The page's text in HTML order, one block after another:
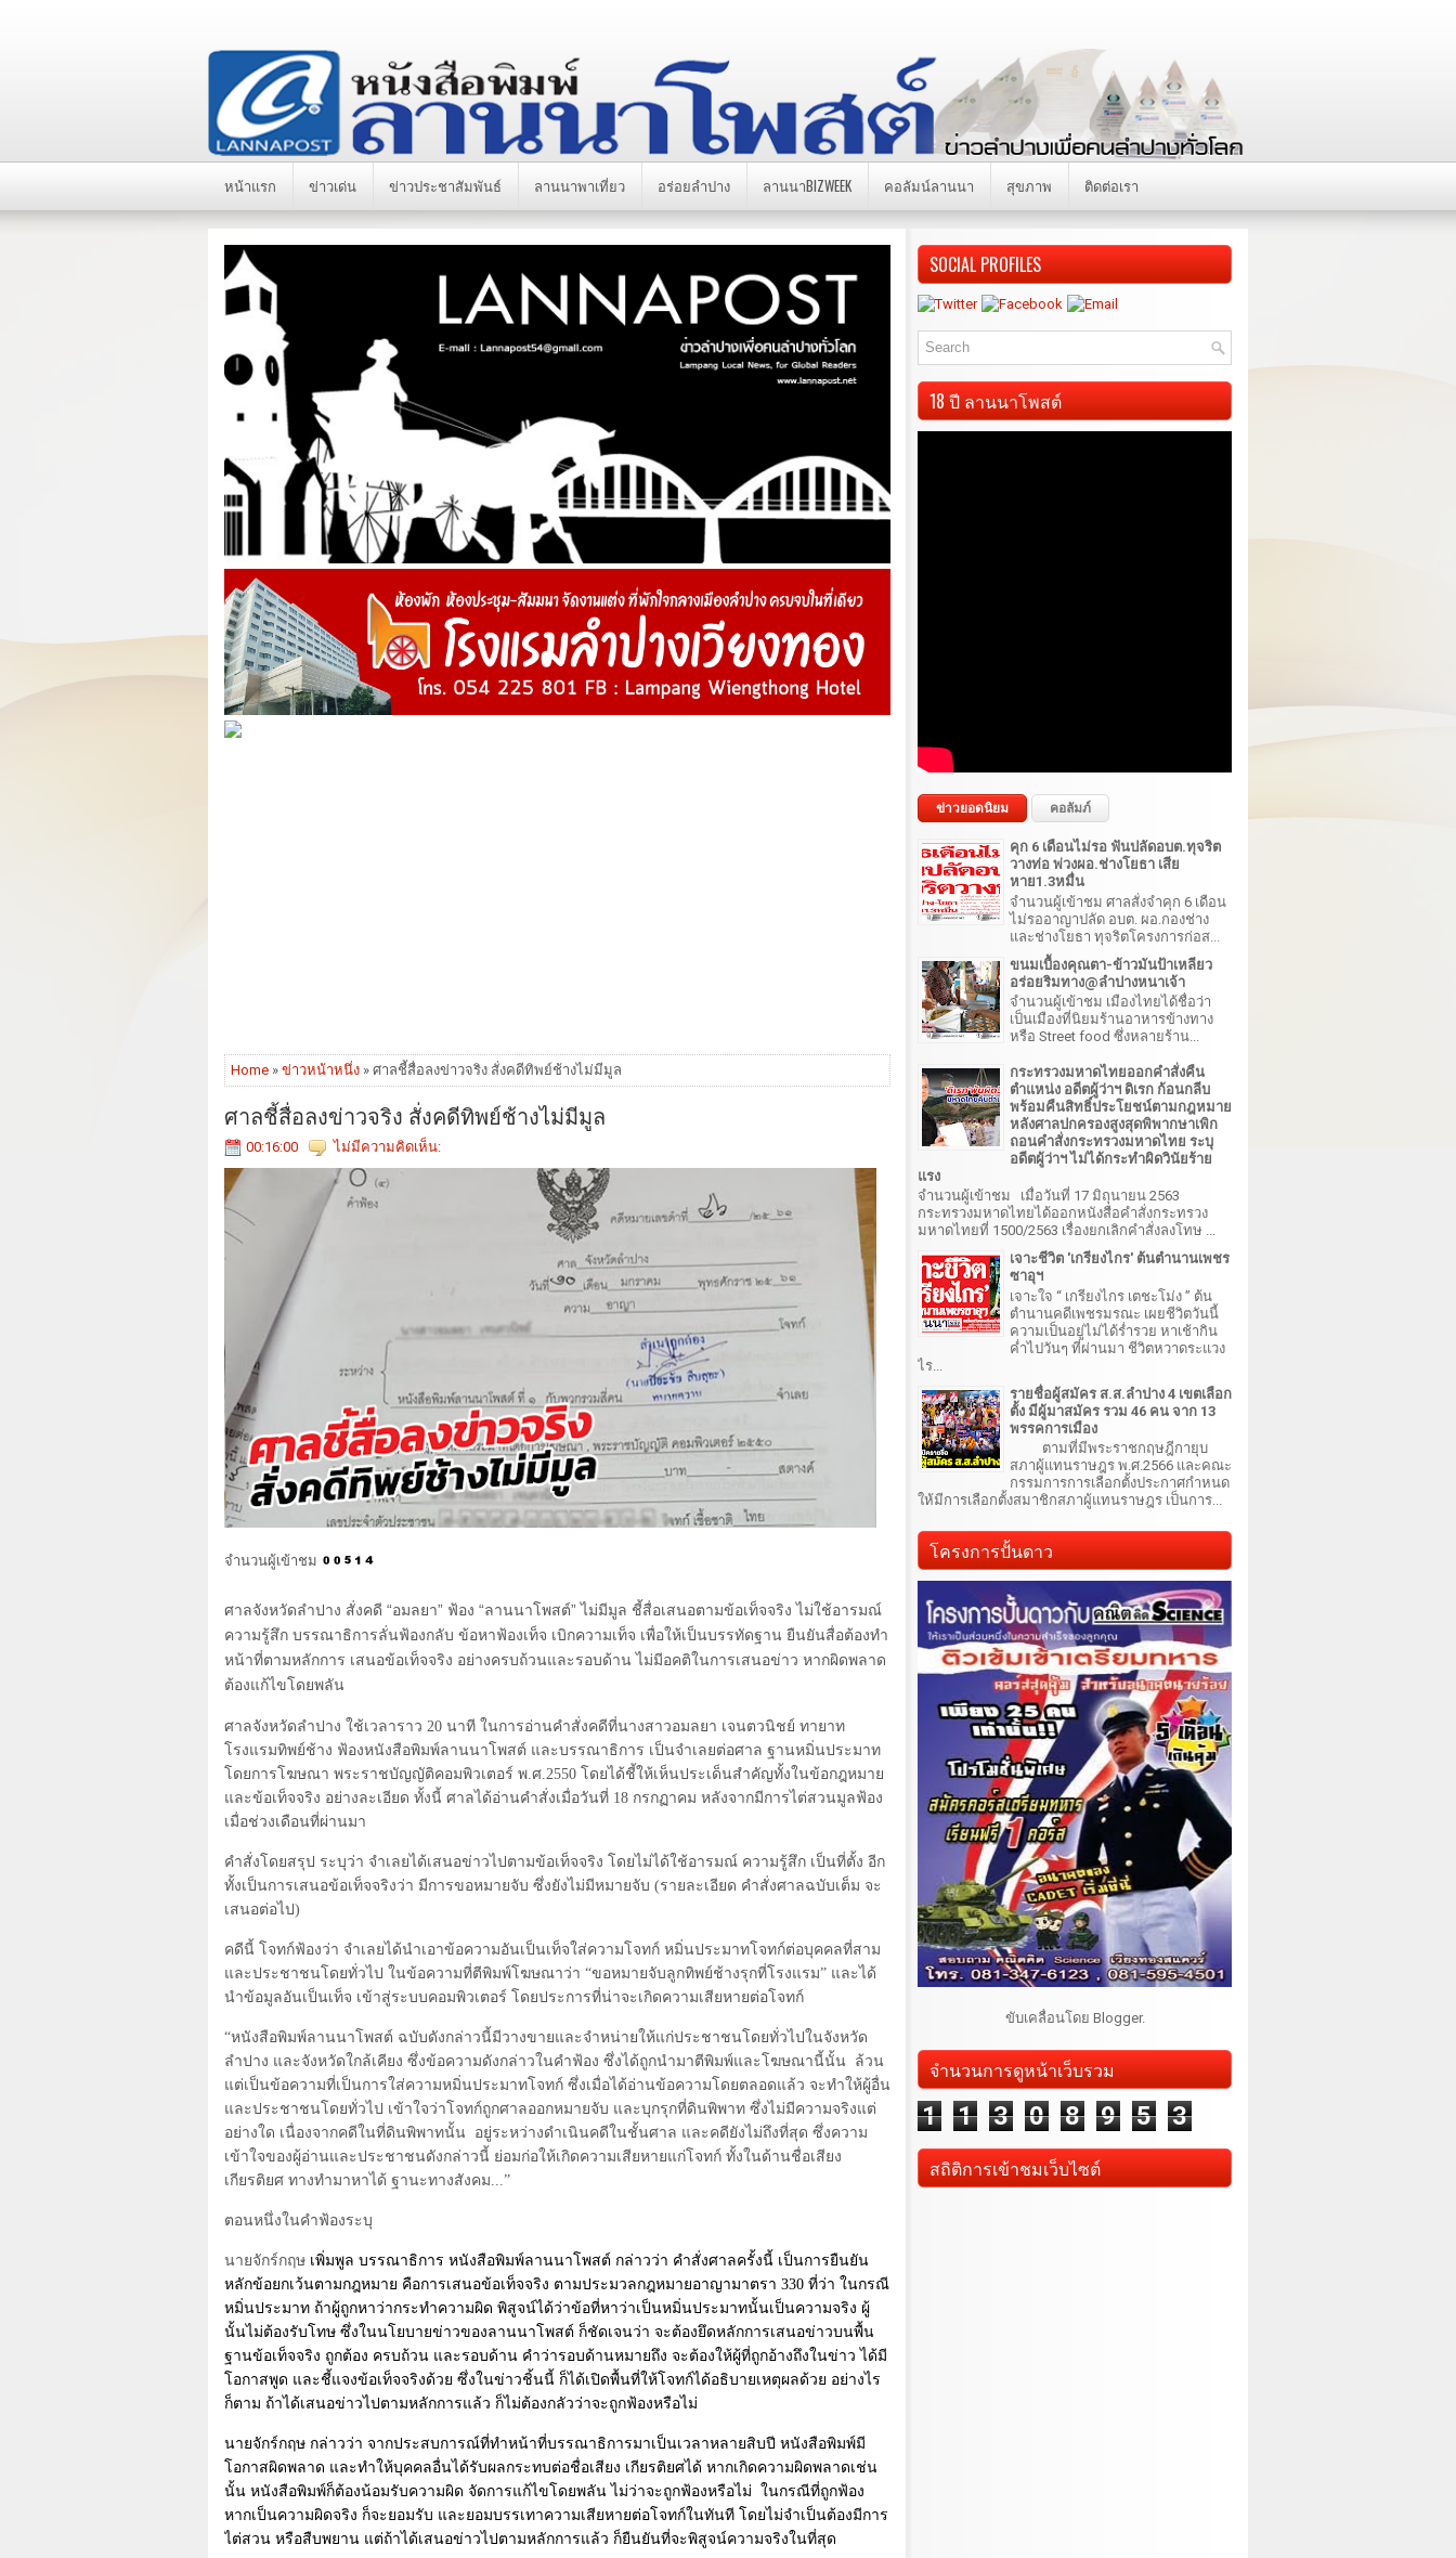
หน้าแรก ข่าวเด่น ข่าวประชาสัมพันธ์ ลานนาพาเที่ยว อร่อยลำปาง ลานนาBIZWEEK คอลัมน์ลานนา สุขภาพ ติดต่อเรา
Home » ข่าวหน้าหนึ่ง » ศาลชี้สื่อลงข่าวจริง สั่งคดีทิพย์ช้างไม่มีมูล
ศาลชี้สื่อลงข่าวจริง สั่งคดีทิพย์ช้างไม่มีมูล
00:16:00 ไม่มีความคิดเห็น:
จำนวนผู้เข้าชม
ศาลจังหวัดลำปาง สั่งคดี “อมลยา” ฟ้อง “ลานนาโพสต์” ไม่มีมูล ชี้สื่อเสนอตามข้อเท็จจริง ไม่ใช้อารมณ์
ความรู้สึก บรรณาธิการลั่นฟ้องกลับ ข้อหาฟ้องเท็จ เบิกความเท็จ เพื่อให้เป็นบรรทัดฐาน ยืนยันสื่อต้องทำ
หน้าที่ตามหลักการ เสนอข้อเท็จจริง อย่างครบถ้วนและรอบด้าน ไม่มีอคติในการเสนอข่าว หากผิดพลาด
ต้องแก้ไขโดยพลัน
ศาลจังหวัดลำปาง ใช้เวลาราว 20 นาที ในการอ่านคำสั่งคดีที่นางสาวอมลยา เจนตวนิชย์ ทายาท
โรงแรมทิพย์ช้าง ฟ้องหนังสือพิมพ์ลานนาโพสต์ และบรรณาธิการ เป็นจำเลยต่อศาล ฐานหมิ่นประมาท
โดยการโฆษณา พระราชบัญญัติคอมพิวเตอร์ พ.ศ.2550 โดยได้ชี้ให้เห็นประเด็นสำคัญทั้งในข้อกฎหมาย
และข้อเท็จจริง อย่างละเอียด ทั้งนี้ ศาลได้อ่านคำสั่งเมื่อวันที่ 18 กรกฏาคม หลังจากมีการไต่สวนมูลฟ้อง
เมื่อช่วงเดือนที่ผ่านมา
คำสั่งโดยสรุป ระบุว่า จำเลยได้เสนอข่าวไปตามข้อเท็จจริง โดยไม่ได้ใช้อารมณ์ ความรู้สึก เป็นที่ตั้ง อีก
ทั้งเป็นการเสนอข้อเท็จจริงว่า มีการขอหมายจับ ซึ่งยังไม่มีหมายจับ (รายละเอียด คำสั่งศาลฉบับเต็ม จะ
เสนอต่อไป)
คดีนี้ โจทก์ฟ้องว่า จำเลยได้นำเอาข้อความอันเป็นเท็จใส่ความโจทก์ หมิ่นประมาทโจทก์ต่อบุคคลที่สาม
และประชาชนโดยทั่วไป ในข้อความที่ตีพิมพ์โฆษณาว่า “ขอหมายจับลูกทิพย์ช้างรุกที่โรงแรม” และได้
นำข้อมูลอันเป็นเท็จ เข้าสู่ระบบคอมพิวเตอร์ โดยประการที่น่าจะเกิดความเสียหายต่อโจทก์
“หนังสือพิมพ์ลานนาโพสต์ ฉบับดังกล่าวนี้มีวางขายและจำหน่ายให้แก่ประชาชนโดยทั่วไปในจังหวัด
ลำปาง และจังหวัดใกล้เคียง ซึ่งข้อความดังกล่าวในคำฟ้อง ซึ่งได้ถูกนำมาตีพิมพ์และโฆษณานี้นั้น
ล้วน
แต่เป็นข้อความที่เป็นการใส่ความหมิ่นประมาทโจทก์ ซึ่งเมื่อได้อ่านข้อความโดยตลอดแล้ว จะทำให้ผู้อื่น
และประชาชนโดยทั่วไป เข้าใจว่าโจทก์ถูกศาลออกหมายจับ และบุกรุกที่ดินพิพาท ซึ่งไม่มีความจริงแต่
อย่างใด เนื่องจากคดีในที่ดินพิพาทนั้น
อยู่ระหว่างดำเนินคดีในชั้นศาล และคดียังไม่ถึงที่สุด ซึ่งความ
เข้าใจของผู้อ่านและประชาชนดังกล่าวนี้ ย่อมก่อให้เกิดความเสียหายแก่โจทก์ ทั้งในด้านชื่อเสียง
เกียรติยศ ทางทำมาหาได้ ฐานะทางสังคม...”
ตอนหนึ่งในคำฟ้องระบุ
นายจักร์กฤษ เพิ่มพูล บรรณาธิการ หนังสือพิมพ์ลานนาโพสต์ กล่าวว่า คำสั่งศาลครั้งนี้ เป็นการยืนยัน
หลักข้อยกเว้นตามกฎหมาย คือการเสนอข้อเท็จจริง ตามประมวลกฎหมายอาญามาตรา 330 ที่ว่า ในกรณี
หมิ่นประมาท ถ้าผู้ถูกหาว่ากระทำความผิด พิสูจน์ได้ว่าข้อที่หาว่าเป็นหมิ่นประมาทนั้นเป็นความจริง ผู้
นั้นไม่ต้องรับโทษ ซึ่งในนโยบายข่าวของลานนาโพสต์ ก็ชัดเจนว่า จะต้องยึดหลักการเสนอข่าวบนพื้น
ฐานข้อเท็จจริง ถูกต้อง ครบถ้วน และรอบด้าน คำว่ารอบด้านหมายถึง จะต้องให้ผู้ที่ถูกอ้างถึงในข่าว ได้มี
โอกาสพูด และชี้แจงข้อเท็จจริงด้วย ซึ่งในข่าวชิ้นนี้ ก็ได้เปิดพื้นที่ให้โจทก์ได้อธิบายเหตุผลด้วย อย่างไร
ก็ตาม ถ้าได้เสนอข่าวไปตามหลักการแล้ว ก็ไม่ต้องกลัวว่าจะถูกฟ้องหรือไม่
นายจักร์กฤษ กล่าวว่า จากประสบการณ์ที่ทำหน้าที่บรรณาธิการมาเป็นเวลาหลายสิบปี หนังสือพิมพ์มี
โอกาสผิดพลาด และทำให้บุคคลอื่นได้รับผลกระทบต่อชื่อเสียง เกียรติยศได้ หากเกิดความผิดพลาดเช่น
นั้น หนังสือพิมพ์ก็ต้องน้อมรับความผิด จัดการแก้ไขโดยพลัน ไม่ว่าจะถูกฟ้องหรือไม่ ในกรณีที่ถูกฟ้อง
หากเป็นความผิดจริง ก็จะยอมรับ และยอมบรรเทาความเสียหายต่อโจทก์ในทันที โดยไม่จำเป็นต้องมีการ
ไต่สวน หรือสืบพยาน แต่ถ้าได้เสนอข่าวไปตามหลักการแล้ว ก็ยืนยันที่จะพิสูจน์ความจริงในที่สุด
SOCIAL PROFILES
18 ปี ลานนาโพสต์
ข่าวยอดนิยม คอลัมภ์
คุก 6 เดือนไม่รอ ฟันปลัดอบต.ทุจริต
วางท่อ พ่วงผอ.ช่างโยธา เสีย
หาย1.3หมื่น
จำนวนผู้เข้าชม ศาลสั่งจำคุก 6 เดือน
ไม่รออาญาปลัด อบต. ผอ.กองช่าง
และช่างโยธา ทุจริตโครงการก่อส...
ขนมเบื้องคุณตา-ข้าวมันป้าเหลียว
อร่อยริมทาง@ลำปางหนาเจ้า
จำนวนผู้เข้าชม เมืองไทยได้ชื่อว่า
เป็นเมืองที่นิยมร้านอาหารข้างทาง
หรือ Street food ซึ่งหลายร้าน...
กระทรวงมหาดไทยออกคำสั่งคืน
ตำแหน่ง อดีตผู้ว่าฯ ดิเรก ก้อนกลีบ
พร้อมคืนสิทธิ์ประโยชน์ตามกฎหมาย
หลังศาลปกครองสูงสุดพิพากษาเพิก
ถอนคำสั่งกระทรวงมหาดไทย ระบุ
อดีตผู้ว่าฯ ไม่ได้กระทำผิดวินัยร้าย
แรง
จำนวนผู้เข้าชม เมื่อวันที่ 17 มิถุนายน 2563
กระทรวงมหาดไทยได้ออกหนังสือคำสั่งกระทรวง
มหาดไทยที่ 1500/2563 เรื่องยกเลิกคำสั่งลงโทษ ...
เจาะชีวิต 'เกรียงไกร' ต้นตำนานเพชร
ซาอุฯ
เจาะใจ “ เกรียงไกร เตชะโม่ง ” ต้น
ตำนานคดีเพชรมรณะ เผยชีวิตวันนี้
ความเป็นอยู่ไม่ได้ร่ำรวย หาเช้ากิน
ค่ำไปวันๆ ที่ผ่านมา ชีวิตหวาดระแวง
ไร...
รายชื่อผู้สมัคร ส.ส.ลำปาง 4 เขตเลือก
ตั้ง มีผู้มาสมัคร รวม 46 คน จาก 13
พรรคการเมือง
ตามที่มีพระราชกฤษฎีกายุบ
สภาผู้แทนราษฎร พ.ศ.2566 และคณะ
กรรมการการเลือกตั้งประกาศกำหนด
ให้มีการเลือกตั้งสมาชิกสภาผู้แทนราษฎร เป็นการ...
โครงการปั้นดาว
ขับเคลื่อนโดย Blogger.
จำนวนการดูหน้าเว็บรวม
1 1 3 0 8 9 5 3
สถิติการเข้าชมเว็บไซต์